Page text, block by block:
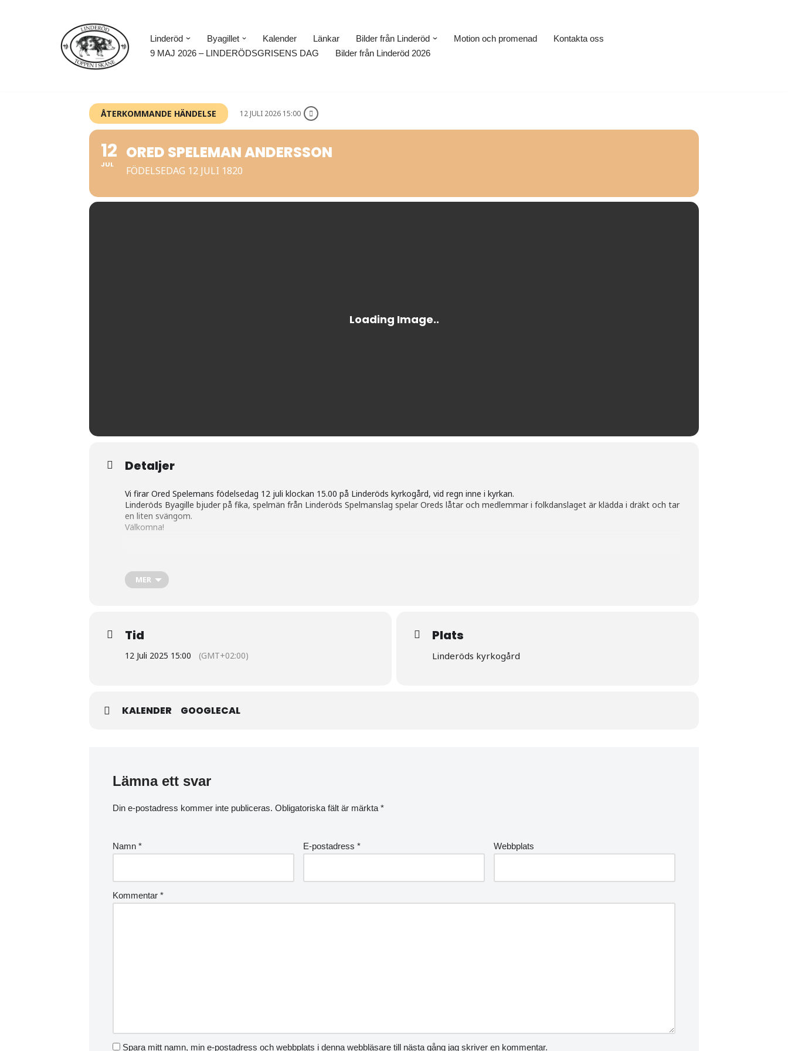
Linderöd Byagillet Kalender Länkar Bilder från Linderöd Motion och promenad
Kontakta oss
9 MAJ 2026 – LINDERÖDSGRISENS DAG
Bilder från Linderöd 2026
ÅTERKOMMANDE HÄNDELSE 12 JULI 2026 15:00
12
JUL
ORED SPELEMAN ANDERSSON
FÖDELSEDAG 12 JULI 1820
Detaljer
Vi firar Ored Spelemans födelsedag 12 juli klockan 15.00 på Linderöds kyrkogård, vid regn inne i kyrkan.
Linderöds Byagille bjuder på fika, spelmän från Linderöds Spelmanslag spelar Oreds låtar och medlemmar i folkdanslaget är klädda i dräkt och tar
en liten svängom.
Välkomna!
Ored Speleman i Linderöd | Från en svunnen tid
MER
Tid
12 Juli 2025 15:00 (GMT+02:00)
Plats
Linderöds kyrkogård
KALENDER GOOGLECAL
Lämna ett svar
Din e-postadress kommer inte publiceras. Obligatoriska fält är märkta *
Namn * E-postadress * Webbplats
Kommentar *
Spara mitt namn, min e-postadress och webbplats i denna webbläsare till nästa gång jag skriver en kommentar.